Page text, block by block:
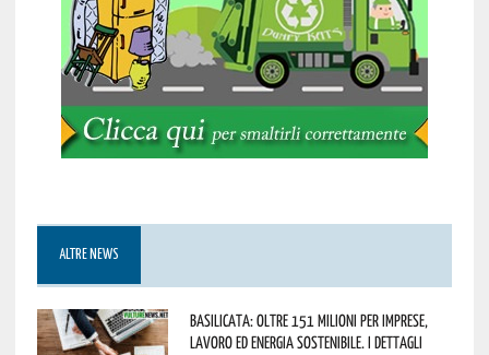
ALTRE NEWS
Basilicata: oltre 151 milioni per imprese,
lavoro ed energia sostenibile. I dettagli